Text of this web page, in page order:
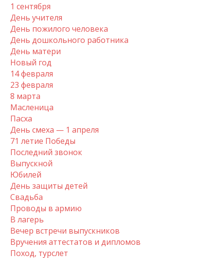
1 сентября
День учителя
День пожилого человека
День дошкольного работника
День матери
Новый год
14 февраля
23 февраля
8 марта
Масленица
Пасха
День смеха — 1 апреля
71 летие Победы
Последний звонок
Выпускной
Юбилей
День защиты детей
Свадьба
Проводы в армию
В лагерь
Вечер встречи выпускников
Вручения аттестатов и дипломов
Поход, турслет